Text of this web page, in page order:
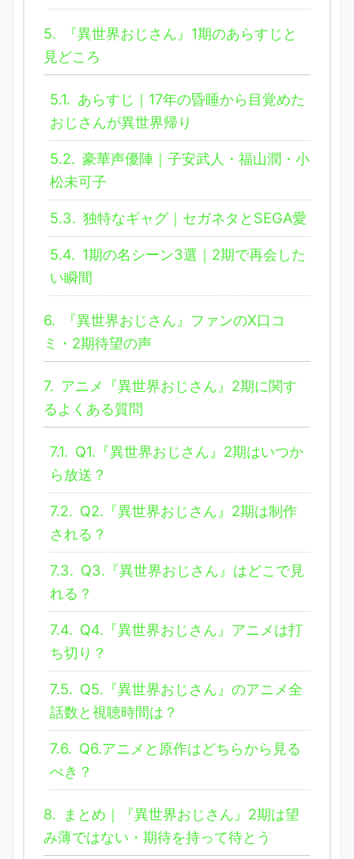
5.
『異世界おじさん』1期のあらすじと
見どころ
5.1. あらすじ｜17年の昏睡から目覚めた
おじさんが異世界帰り
5.2. 豪華声優陣｜子安武人・福山潤・小
松未可子
5.3. 独特なギャグ｜セガネタとSEGA愛
5.4. 1期の名シーン3選｜2期で再会した
い瞬間
6.
『異世界おじさん』ファンのX口コ
ミ・2期待望の声
7. アニメ『異世界おじさん』2期に関す
るよくある質問
7.1. Q1.『異世界おじさん』2期はいつか
ら放送？
7.2. Q2.『異世界おじさん』2期は制作
される？
7.3. Q3.『異世界おじさん』はどこで見
れる？
7.4. Q4.『異世界おじさん』アニメは打
ち切り？
7.5. Q5.『異世界おじさん』のアニメ全
話数と視聴時間は？
7.6. Q6.アニメと原作はどちらから見る
べき？
8. まとめ｜『異世界おじさん』2期は望
み薄ではない・期待を持って待とう